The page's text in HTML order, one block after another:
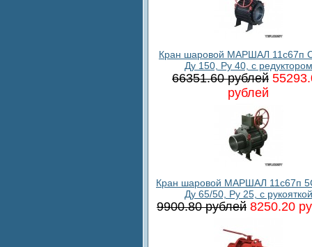
Кран шаровой МАРШАЛ 11с67п
Ду 150, Ру 40, с редуктором
66351.60 рублей
рублей
Кран шаровой МАРШАЛ 11с67п
Ду 65/50, Ру 25, с рукояткой
9900.80 рублей 8250.20